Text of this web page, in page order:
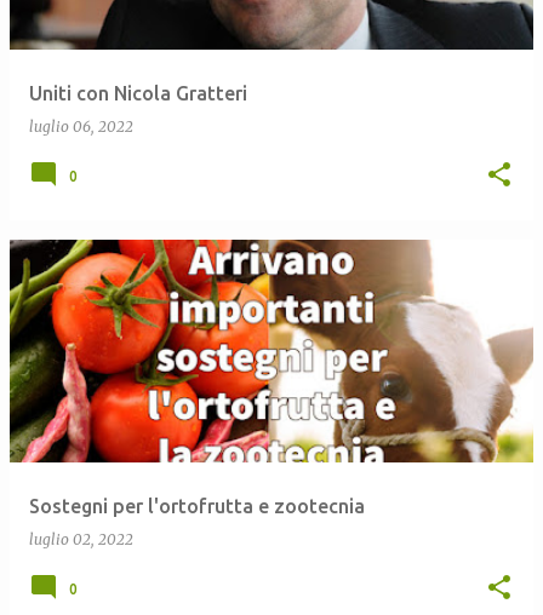
Uniti con Nicola Gratteri
luglio 06, 2022
0
Sostegni per l'ortofrutta e zootecnia
luglio 02, 2022
0